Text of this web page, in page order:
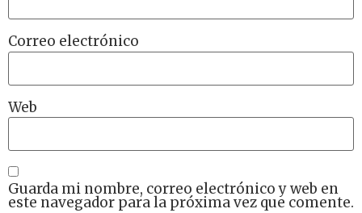
Correo electrónico
Web
Guarda mi nombre, correo electrónico y web en
este navegador para la próxima vez que comente.